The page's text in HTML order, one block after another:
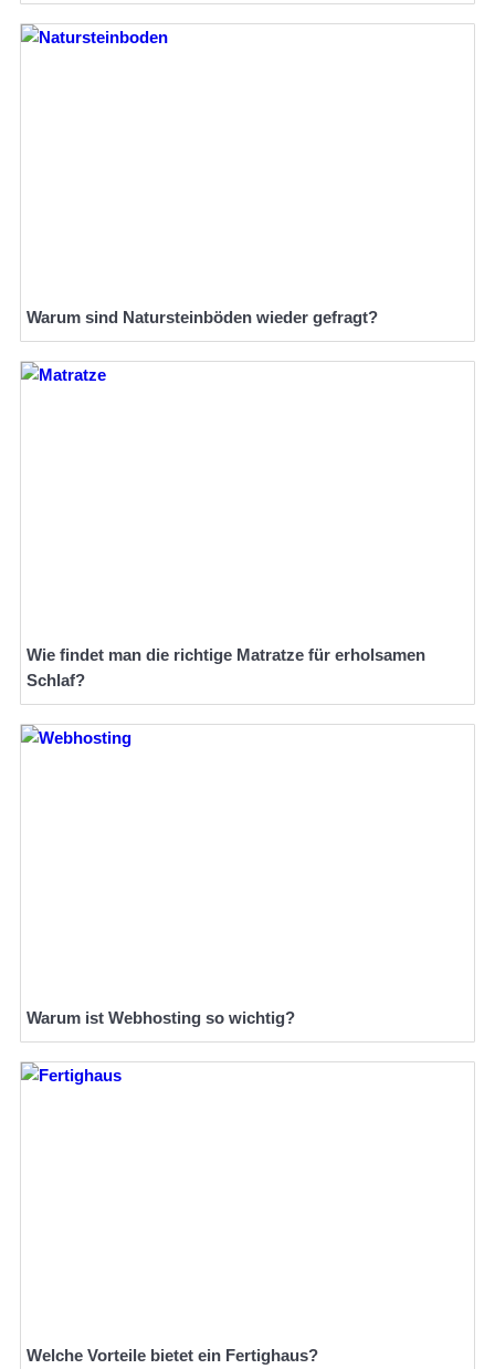
Warum sind Natursteinböden wieder gefragt?
Wie findet man die richtige Matratze für erholsamen
Schlaf?
Warum ist Webhosting so wichtig?
Welche Vorteile bietet ein Fertighaus?